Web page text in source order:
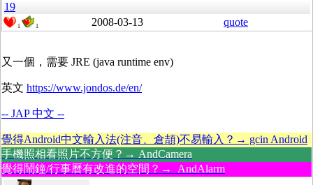
19
1 1 2008-03-13 quote
又一個，需要 JRE (java runtime env)
英文 https://www.jondos.de/en/
-- JAP 中文 --
覺得Android中文輸入法(注音、倉頡)不易輸入？→ gcin Android
手機照相看照片不方便？→ AndCamera
覺得鬧鐘/行事曆有改進的空間？→ AndAlarm